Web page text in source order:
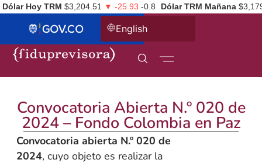
Dólar Hoy TRM $3,204.51 ▼ -25.93 -0.8 Dólar TRM Mañana
English
Convocatoria Abierta N.º 020 de
2024 – Fondo Colombia en Paz
Convocatoria abierta N.º 020 de
2024, cuyo objeto es realizar la